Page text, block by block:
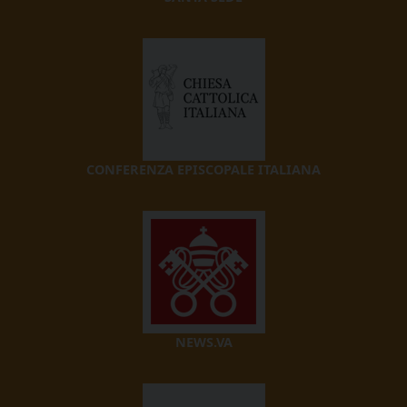
CONFERENZA EPISCOPALE ITALIANA
NEWS.VA